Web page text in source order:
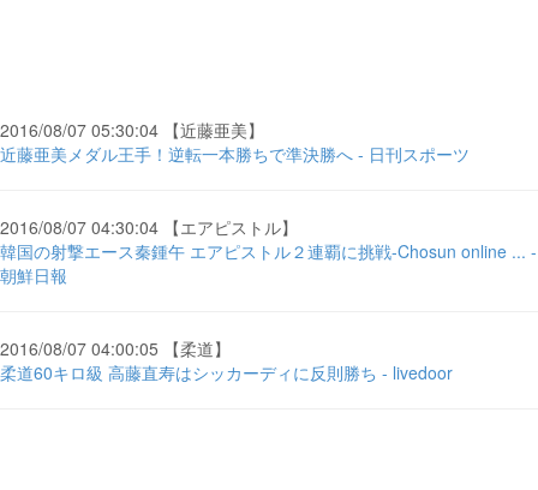
2016/08/07 05:30:04 【近藤亜美】
近藤亜美メダル王手！逆転一本勝ちで準決勝へ - 日刊スポーツ
2016/08/07 04:30:04 【エアピストル】
韓国の射撃エース秦鍾午 エアピストル２連覇に挑戦-Chosun online ... -
朝鮮日報
2016/08/07 04:00:05 【柔道】
柔道60キロ級 高藤直寿はシッカーディに反則勝ち - livedoor